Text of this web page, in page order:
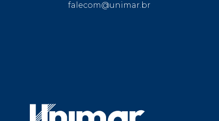
falecom@unimar.br